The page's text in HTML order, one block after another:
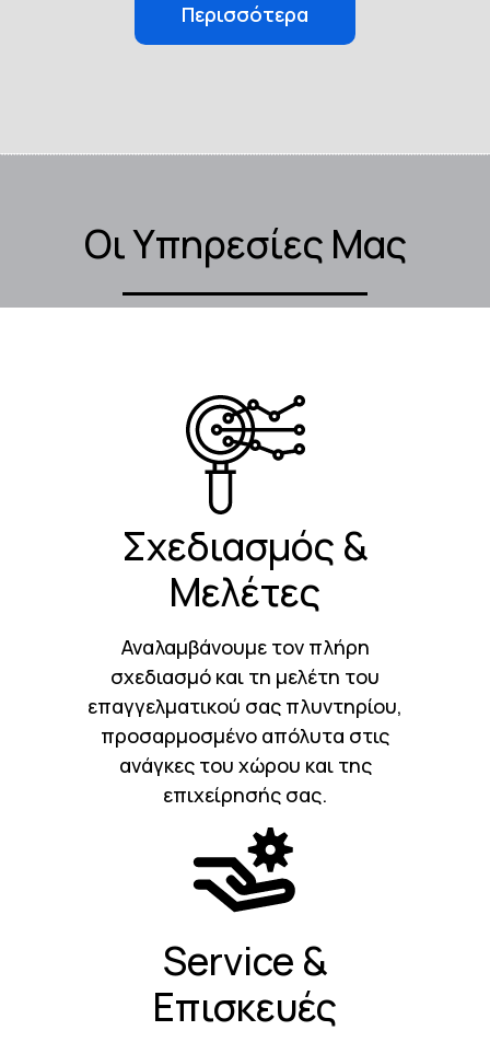
Περισσότερα
Οι Υπηρεσίες Μας
Σχεδιασμός &
Μελέτες
Αναλαμβάνουμε τον πλήρη
σχεδιασμό και τη μελέτη του
επαγγελματικού σας πλυντηρίου,
προσαρμοσμένο απόλυτα στις
ανάγκες του χώρου και της
επιχείρησής σας.
Service &
Επισκευές